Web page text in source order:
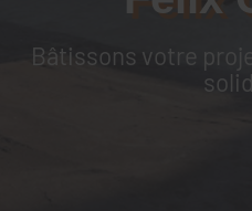
Bâtissons votre